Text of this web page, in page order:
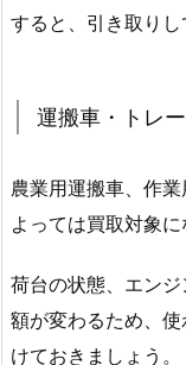
すると、引き取りし
運搬車・トレ
農業用運搬車、作
よっては買取対象に
荷台の状態、エン
額が変わるため、
けておきましょう。